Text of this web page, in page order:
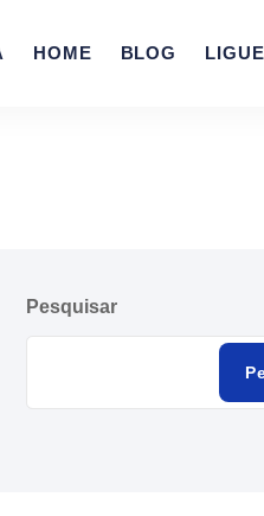
HOME BLOG
Pesquisar